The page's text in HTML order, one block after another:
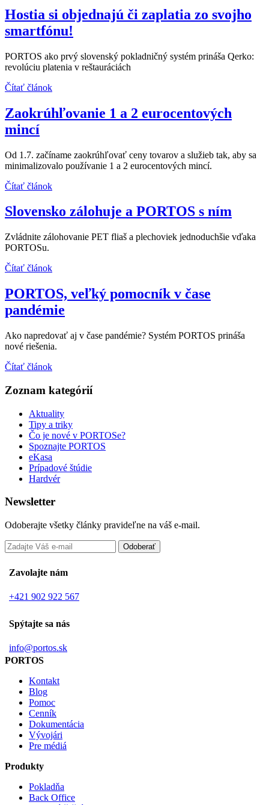
Hostia si objednajú či zaplatia zo svojho
smartfónu!
PORTOS ako prvý slovenský pokladničný systém prináša Qerko:
revolúciu platenia v reštauráciách
Čítať článok
Zaokrúhľovanie 1 a 2 eurocentových
mincí
Od 1.7. začíname zaokrúhľovať ceny tovarov a služieb tak, aby sa
minimalizovalo používanie 1 a 2 eurocentových mincí.
Čítať článok
Slovensko zálohuje a PORTOS s ním
Zvládnite zálohovanie PET fliaš a plechoviek jednoduchšie vďaka
PORTOSu.
Čítať článok
PORTOS, veľký pomocník v čase
pandémie
Ako napredovať aj v čase pandémie? Systém PORTOS prináša
nové riešenia.
Čítať článok
Zoznam kategórií
Aktuality
Tipy a triky
Čo je nové v PORTOSe?
Spoznajte PORTOS
eKasa
Prípadové štúdie
Hardvér
Newsletter
Odoberajte všetky články pravideľne na váš e-mail.
Zavolajte nám
+421 902 922 567
Spýtajte sa nás
info@portos.sk
PORTOS
Kontakt
Blog
Pomoc
Cenník
Dokumentácia
Vývojári
Pre médiá
Produkty
Pokladňa
Back Office